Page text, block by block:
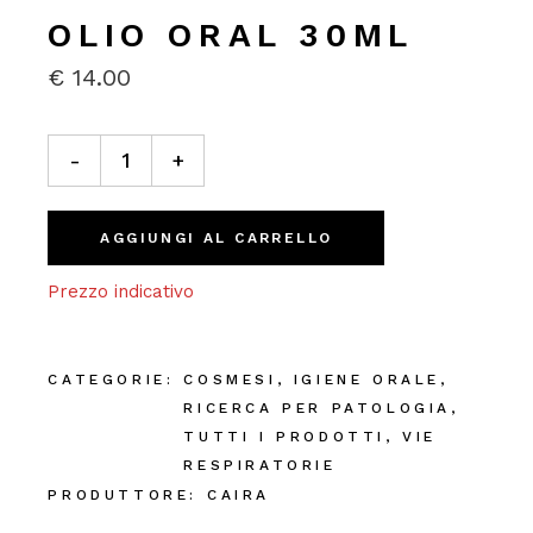
OLIO ORAL 30ML
€ 14.00
Olio Oral 30ml quantity
- +
AGGIUNGI AL CARRELLO
Prezzo indicativo
CATEGORIE: COSMESI , IGIENE ORALE ,
RICERCA PER PATOLOGIA ,
TUTTI I PRODOTTI ,VIE
RESPIRATORIE
PRODUTTORE:
CAIRA